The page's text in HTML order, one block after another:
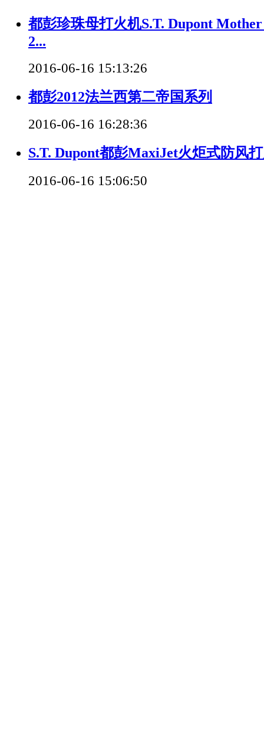
都彭珍珠母打火机S.T. Dupont
2...
2016-06-16 15:13:26
都彭2012法兰西第二帝国系列
2016-06-16 16:28:36
S.T. Dupont都彭MaxiJet火炬式防风
2016-06-16 15:06:50